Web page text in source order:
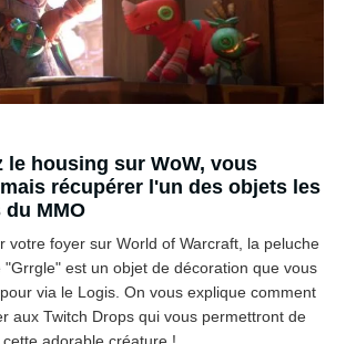
le housing sur WoW, vous
récupérer l'un des objets les
MMO
votre foyer sur World of Warcraft, la peluche
"Grrgle" est un objet de décoration que vous
via le Logis. On vous explique comment
aux Twitch Drops qui vous permettront de
adorable créature !